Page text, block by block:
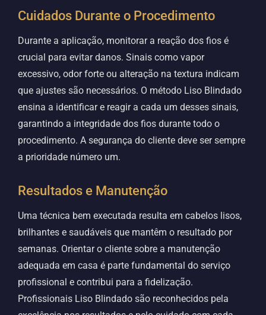
Cuidados Durante o Procedimento
Durante a aplicação, monitorar a reação dos fios é
crucial para evitar danos. Sinais como vapor
excessivo, odor forte ou alteração na textura indicam
que ajustes são necessários. O método Liso Blindado
ensina a identificar e reagir a cada um desses sinais,
garantindo a integridade dos fios durante todo o
procedimento. A segurança do cliente deve ser sempre
a prioridade número um.
Resultados e Manutenção
Uma técnica bem executada resulta em cabelos lisos,
brilhantes e saudáveis que mantêm o resultado por
semanas. Orientar o cliente sobre a manutenção
adequada em casa é parte fundamental do serviço
profissional e contribui para a fidelização.
Profissionais Liso Blindado são reconhecidos pela